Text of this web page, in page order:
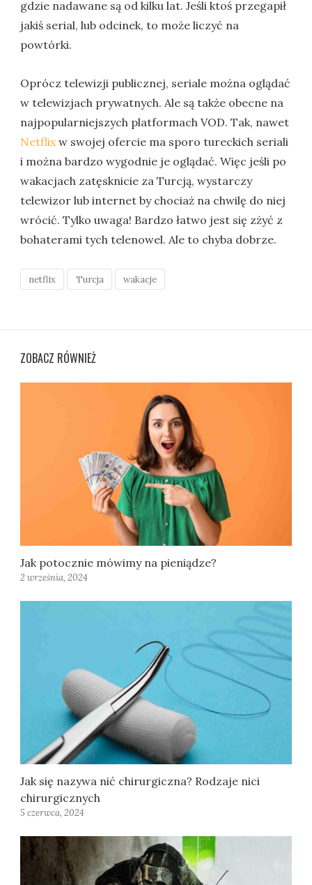
gdzie nadawane są od kilku lat. Jeśli ktoś przegapił
jakiś serial, lub odcinek, to może liczyć na
powtórki.
Oprócz telewizji publicznej, seriale można oglądać
w telewizjach prywatnych. Ale są także obecne na
najpopularniejszych platformach VOD. Tak, nawet
Netflixw swojej ofercie ma sporo tureckich seriali
i można bardzo wygodnie je oglądać. Więc jeśli po
wakacjach zatęsknicie za Turcją, wystarczy
telewizor lub internet by chociaż na chwilę do niej
wrócić. Tylko uwaga! Bardzo łatwo jest się zżyć z
bohaterami tych telenowel. Ale to chyba dobrze.
netflix Turcja wakacje
ZOBACZ RÓWNIEŻ
Jak potocznie mówimy na pieniądze?
2 września, 2024
Jak się nazywa nić chirurgiczna? Rodzaje nici
chirurgicznych
5 czerwca, 2024